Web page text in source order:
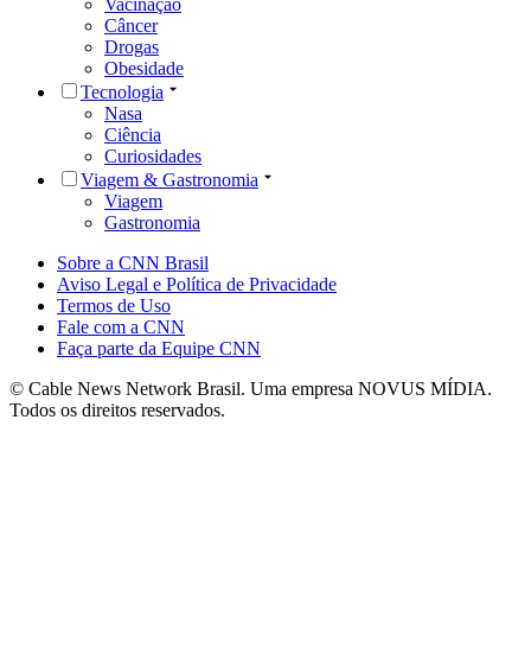
Câncer
Drogas
Obesidade
Tecnologia
Nasa
Ciência
Curiosidades
Viagem & Gastronomia
Viagem
Gastronomia
Sobre a CNN Brasil
Aviso Legal e Política de Privacidade
Termos de Uso
Fale com a CNN
Faça parte da Equipe CNN
© Cable News Network Brasil. Uma empresa NOVUS MÍDIA.
Todos os direitos reservados.